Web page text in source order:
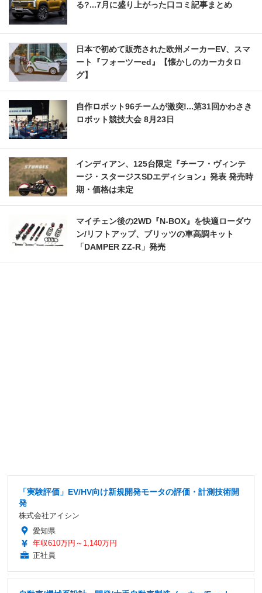
る?...7月に盛り上がった口コミ記事まとめ
日本で初めて販売された欧州メーカーEV、スマ
ート『フォーツーed』【懐かしのカーカタロ
グ】
自作ロボット96チームが激突!...第31回かわさき
ロボット競技大会 8月23日
インディアン、125台限定『チーフ・ヴィンテ
ージ・スタージスSDエディション』発表 発売時
期・価格は未定
マイチェン後の2WD『N-BOX』を快適ローダウ
ン/リフトアップ、ブリッツの車高調キット
「DAMPER ZZ-R」発売
「実験評価」EV/HV向け新規開発モータの評価・計測技術開
発
株式会社アイシン
愛知県
年収610万円～1,140万円
正社員